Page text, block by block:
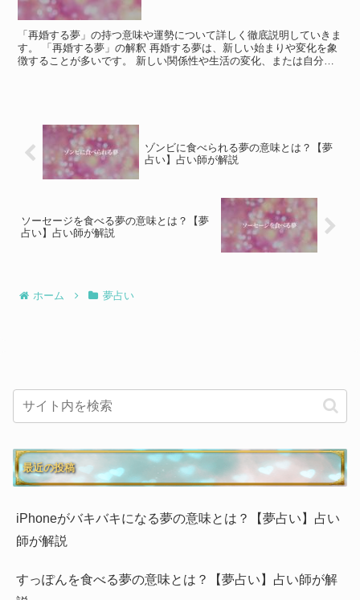
「再婚する夢」の持つ意味や運勢について詳しく徹底説明していきま
す。 「再婚する夢」の解釈 再婚する夢は、新しい始まりや変化を象
徴することが多いです。 新しい関係性や生活の変化、または自分自
ゾンビに食べられる夢の意味とは？【夢
占い】占い師が解説
ソーセージを食べる夢の意味とは？【夢
占い】占い師が解説
ホーム 夢占い
最近の投稿
iPhoneがバキバキになる夢の意味とは？【夢占い】占い
師が解説
すっぽんを食べる夢の意味とは？【夢占い】占い師が解